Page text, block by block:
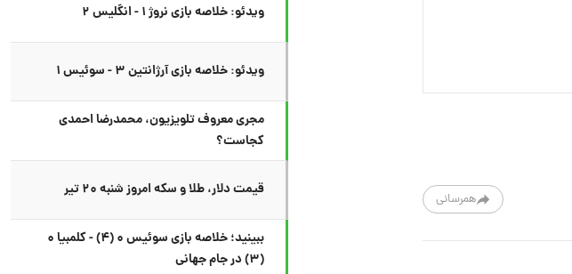
همرسانی
ویدئو: خلاصه بازی نروژ ۱ - انگلیس ۲
ویدئو: خلاصه بازی آرژانتین ۳ - سوئیس ۱
مجری معروف تلویزیون، محمدرضا احمدی
کجاست؟
قیمت دلار، طلا و سکه امروز شنبه ۲۰ تیر
ببینید؛ خلاصه بازی سوئیس ۰ (۴) - کلمبیا ۰
(۳) در جام جهانی